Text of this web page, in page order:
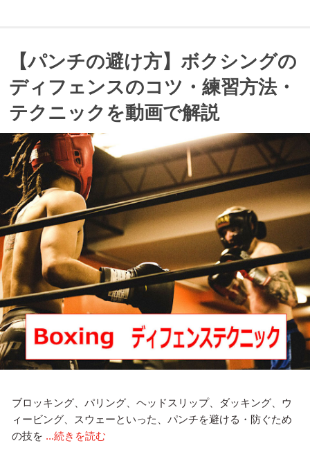
【パンチの避け方】ボクシングの
ディフェンスのコツ・練習方法・
テクニックを動画で解説
ブロッキング、パリング、ヘッドスリップ、ダッキング、ウ
ィービング、スウェーといった、パンチを避ける・防ぐため
の技を ...続きを読む